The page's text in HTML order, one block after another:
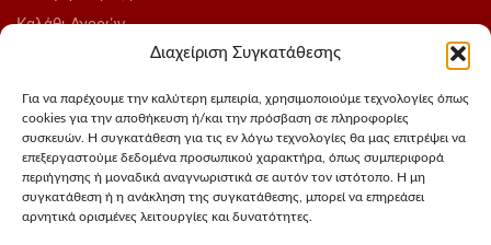
Διαχείριση Συγκατάθεσης
Για να παρέχουμε την καλύτερη εμπειρία, χρησιμοποιούμε τεχνολογίες όπως
cookies για την αποθήκευση ή/και την πρόσβαση σε πληροφορίες
συσκευών. Η συγκατάθεση για τις εν λόγω τεχνολογίες θα μας επιτρέψει να
επεξεργαστούμε δεδομένα προσωπικού χαρακτήρα, όπως συμπεριφορά
περιήγησης ή μοναδικά αναγνωριστικά σε αυτόν τον ιστότοπο. Η μη
συγκατάθεση ή η ανάκληση της συγκατάθεσης, μπορεί να επηρεάσει
αρνητικά ορισμένες λειτουργίες και δυνατότητες.
Καλάθι Αγορών
Ολοκλήρωση Παραγγελίας
Blog
ΑΚΟΛΟΥΘΗΣΤΕ ΜΑΣ
Instagram